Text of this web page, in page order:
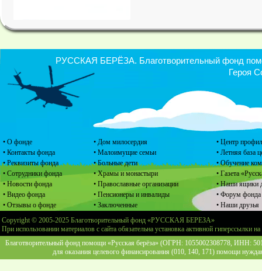
• О фонде
• Контакты фонда
• Реквизиты фонда
• Сотрудники фонда
• Новости фонда
• Видео фонда
• Отзывы о фонде
• Дом милосердия
• Малоимущие семьи
• Больные дети
• Храмы и монастыри
• Православные организации
• Пенсионеры и инвалиды
• Заключенные
• Центр
• Летняя база
• Обучение
• Газета
• Наши ящики
• Форум фонда
• Наши друзья
РУССКАЯ БЕРЁЗА. Благотворительный фонд
Героя
Copyright © 2005-2025 Благотворительный фонд «РУССКАЯ БЕРЕЗА»
При использовании материалов с сайта обязательна установка активной гиперссылки
Благотворительный фонд помощи «Русская берёза» (ОГРН: 1055002308778, ИНН:
для оказания целевого финансирования (010, 140, 171) помощи